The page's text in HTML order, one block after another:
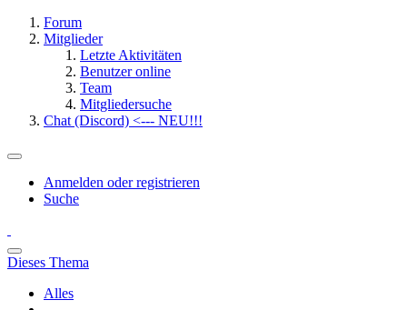
Forum
Mitglieder
Letzte Aktivitäten
Benutzer online
Team
Mitgliedersuche
Chat (Discord) <--- NEU!!!
Anmelden oder registrieren
Suche
Dieses Thema
Alles